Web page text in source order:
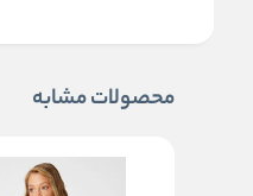
محصولات مشابه